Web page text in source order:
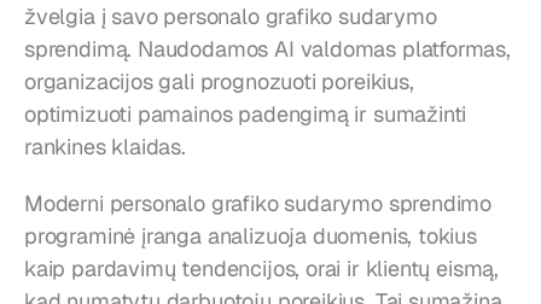
žvelgia į savo personalo grafiko sudarymo
sprendimą. Naudodamos AI valdomas platformas,
organizacijos gali prognozuoti poreikius,
optimizuoti pamainos padengimą ir sumažinti
rankines klaidas.
Moderni personalo grafiko sudarymo sprendimo
programinė įranga analizuoja duomenis, tokius
kaip pardavimų tendencijos, orai ir klientų eismą,